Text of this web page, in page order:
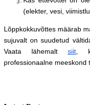
(elekter, vesi,
Lõppkokkuvõttes määrab
sujuvalt on suudetud
Vaata lähemalt siit,
professionaalne meeskond